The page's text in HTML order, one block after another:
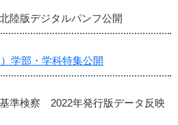
陸版デジタルパンフ公開
学部・学科特集公開
準検察 2022年発行版データ反映